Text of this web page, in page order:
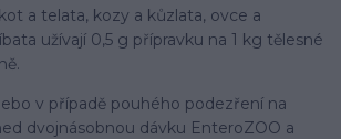
a telata, kozy a kůzlata, ovce a
užívají 0,5 g přípravku na 1 kg tělesné
v případě pouhého podezření na
dvojnásobnou dávku EnteroZOO a